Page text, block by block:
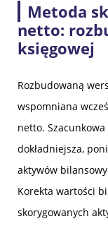
Metoda
netto:
księgowej
Rozbudowaną
wspomniana
netto.
dokładniejsza,
aktywów
Korekta wartości
skorygowanych